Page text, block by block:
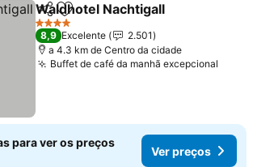
PartilharAdicionar aos favoritos
Waldhotel Nachtigall
4 Estrelas
8,9 Excelente
2.501
a 4.3 km de Centro da cidade
Buffet de café da manhã excepcional
para ver os preços
Ver preços